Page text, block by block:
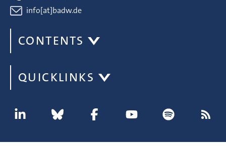
info[at]badw.de
CONTENTS
QUICKLINKS